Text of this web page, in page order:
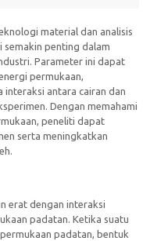
material dan analisis
semakin penting dalam
Parameter ini dapat
permukaan,
interaksi antara cairan dan
Dengan memahami
peneliti dapat
serta meningkatkan
erat dengan interaksi
padatan. Ketika suatu
padatan, bentuk